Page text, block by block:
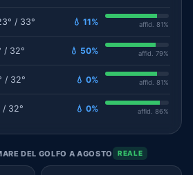
/ 33° 💧 11% affid. 81%
/ 32° 💧 50% affid. 79%
/ 32° 💧 0% affid. 81%
/ 32° 💧 0% affid. 86%
DEL GOLFO A AGOSTO REALE